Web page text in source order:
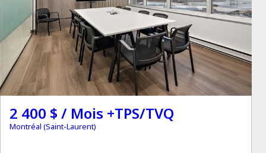
2 400 $ / Mois +TPS/TVQ
Montréal (Saint-Laurent)